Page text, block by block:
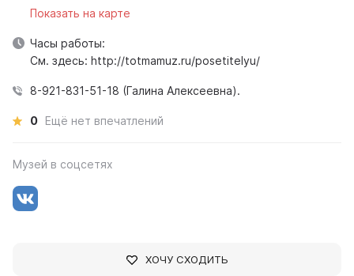
Показать на карте
Часы работы:
См. здесь: http://totmamuz.ru/posetitelyu/
8-921-831-51-18 (Галина Алексеевна).
0 Ещё нет впечатлений
Музей в соцсетях
ХОЧУ СХОДИТЬ